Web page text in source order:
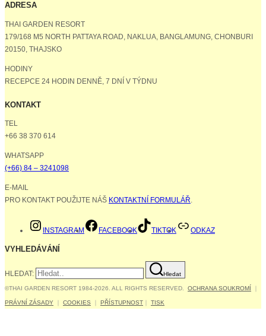
ADRESA
THAI GARDEN RESORT
179/168 M5 NORTH PATTAYA ROAD, NAKLUA, BANGLAMUNG, CHONBURI
20150, THAJSKO
HODINY
RECEPCE 24 HODIN DENNĚ, 7 DNÍ V TÝDNU
KONTAKT
TEL
+66 38 370 614
WHATSAPP
(+66) 84 – 3241098
E-MAIL
PRO KONTAKT POUŽIJTE NÁŠ KONTAKTNÍ FORMULÁŘ.
INSTAGRAM FACEBOOK TIKTOK ODKAZ
VYHLEDÁVÁNÍ
HLEDAT: Hledat
©THAI GARDEN RESORT 1984-2026. ALL RIGHTS RESERVED. OCHRANA SOUKROMÍ
PRÁVNÍ ZÁSADY COOKIES PŘÍSTUPNOST TISK